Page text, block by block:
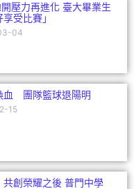
開壓力再進化 臺大畢業生
受比賽」
04
血 團隊籃球退陽明
15
共創榮耀之後 普門中學